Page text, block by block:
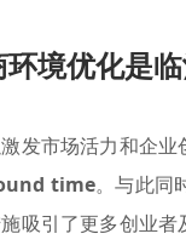
环境优化是
发市场活力和企
time。与此同
吸引了更多创业